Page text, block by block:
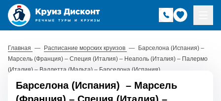
Главная — Расписание морских круизов — Барселона (Испания) –
Марсель (Франция) – Специя (Италия) – Неаполь (Италия) – Палермо
(Италия) – Валлетта (Мальта) – Барселона (Испания)
Барселона (Испания) – Марсель